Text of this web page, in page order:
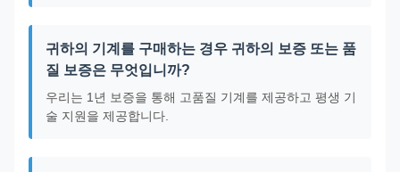
귀하의 기계를 구매하는 경우 귀하의 보증 또는 품
질 보증은 무엇입니까?
우리는 1년 보증을 통해 고품질 기계를 제공하고 평생 기
술 지원을 제공합니다.